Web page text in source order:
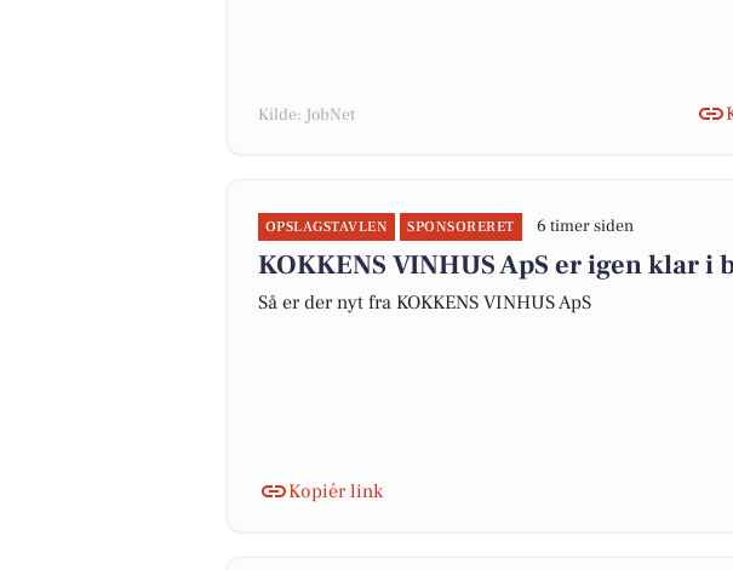
Kilde: JobNet
OPSLAGSTAVLEN SPONSORERET 6 timer siden
KOKKENS VINHUS ApS er igen klar
Så er der nyt fra KOKKENS VINHUS ApS
Kopiér link